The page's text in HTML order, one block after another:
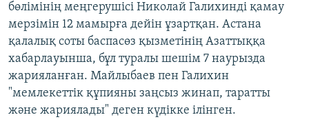
бөлімінің меңгерушісі Николай Галихинді қамау
мерзімін 12 мамырға дейін ұзартқан. Астана
қалалық соты баспасөз қызметінің Азаттыққа
хабарлауынша, бұл туралы шешім 7 наурызда
жарияланған. Майлыбаев пен Галихин
"мемлекеттік құпияны заңсыз жинап, таратты
және жариялады" деген күдікке ілінген.